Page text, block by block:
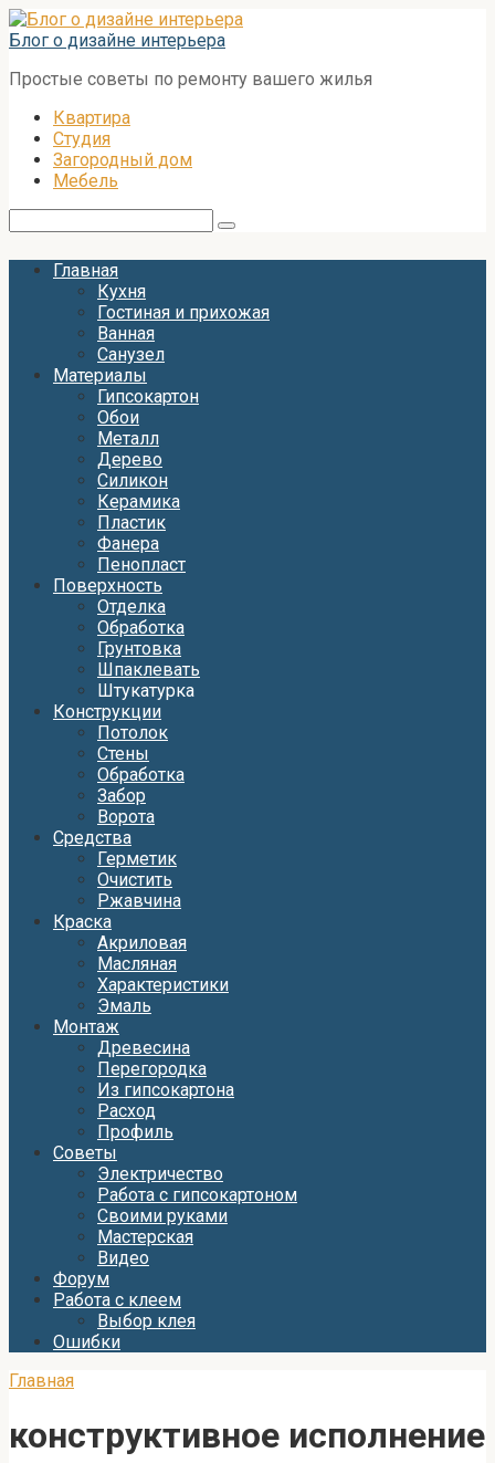
Перейти
к
Блог о дизайне интерьера
Простые советы по ремонту вашего жилья
Квартира
Студия
Загородный дом
Мебель
Главная
Кухня
Гостиная и прихожая
Ванная
Санузел
Материалы
Гипсокартон
Обои
Металл
Дерево
Силикон
Керамика
Пластик
Фанера
Пенопласт
Поверхность
Отделка
Обработка
Грунтовка
Шпаклевать
Штукатурка
Конструкции
Потолок
Стены
Обработка
Забор
Ворота
Средства
Герметик
Очистить
Ржавчина
Краска
Акриловая
Масляная
Характеристики
Эмаль
Монтаж
Древесина
Перегородка
Из гипсокартона
Расход
Профиль
Советы
Электричество
Работа с гипсокартоном
Своими руками
Мастерская
Видео
Форум
Работа с клеем
Выбор клея
Ошибки
Главная
конструктивное исполнение